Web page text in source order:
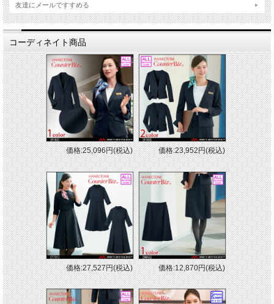
友達にメールですすめる
コーディネイト商品
価格:25,096円(税込) 価格:23,952円(税込)
価格:27,527円(税込) 価格:12,870円(税込)